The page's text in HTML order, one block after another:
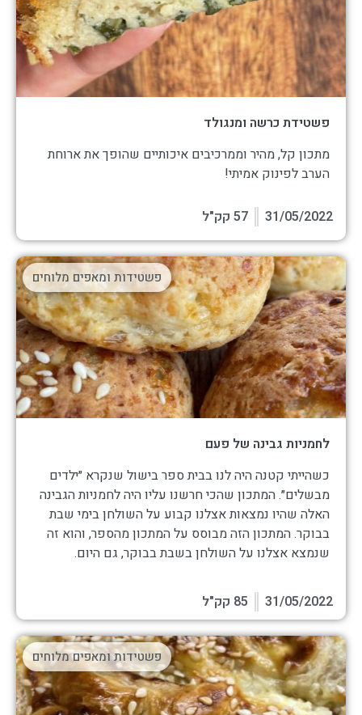
פשטידת כרשה ומנגולד
מתכון קל, מהיר וממרכיבים איכותיים שהופך את ארוחת
הערב לפינוק אמיתי!
31/05/2022 57 קק"ל
לחמניות גבינה של פעם
כשהייתי קטנה היה לנו בבית ספר בישול שנקרא ״ילדים
מבשלים״. המתכון שהכי חרשנו עליו היה לחמניות הגבינה
האלה שהיו נמצאות אצלנו קבוע על השולחן בימי שבת
בבוקר. המתכון הזה מבוסס על המתכון מהספר, והוא זה
שנמצא אצלנו על השולחן בשבת בבוקר, גם היום.
פשטידות ומאפים מלוחים
31/05/2022 85 קק"ל
פשטידות ומאפים מלוחים